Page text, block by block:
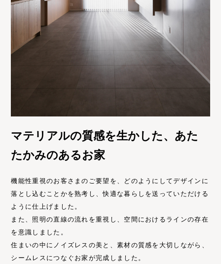
マテリアルの質感を生かした、あた
たかみのあるお家
機能性重視のお客さまのご要望を、どのようにしてデザインに
落とし込むことかを熟考し、快適な暮らしを送っていただける
ように仕上げました。
また、照明の直線の流れを重視し、空間におけるラインの存在
を意識しました。
住まいの中にノイズレスの美と、素材の質感を大切しながら、
シームレスにつなぐお家が完成しました。